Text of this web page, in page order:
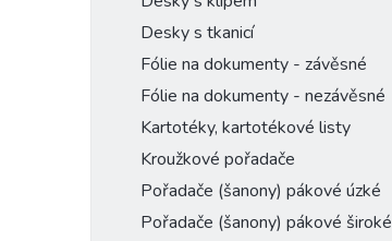
Desky s tkanicí
Fólie na dokumenty - závěsné
Fólie na dokumenty - nezávěsné
Kartotéky, kartotékové listy
Kroužkové pořadače
Pořadače (šanony) pákové úzké
Pořadače (šanony) pákové široké